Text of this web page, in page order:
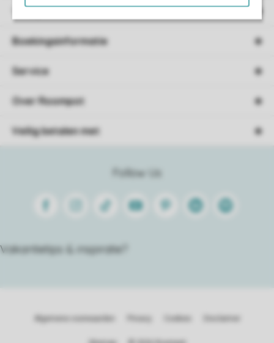
Verblijf
Follow Us
FacebookInstagram
Tiktok Youtube PinterestLinkedinSpotify
Vakantietips & inspiratie?
Boekingsinformatie
Service
Over Roompot
Veilig betalen met